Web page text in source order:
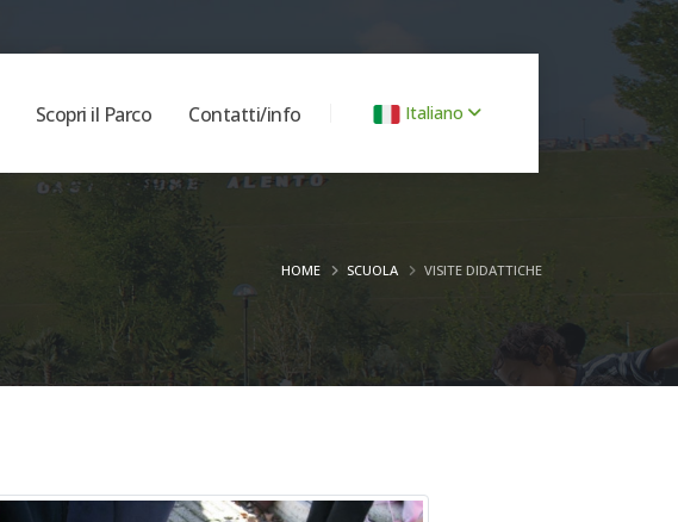
Scopri il Parco Contatti/info Italiano
HOME SCUOLA VISITE DIDATTICHE